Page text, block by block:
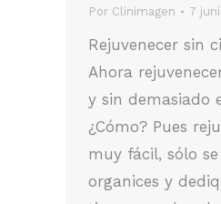
Por Clinimagen 7
Rejuvenecer sin
Ahora
y sin demasiado
¿Cómo? Pues
muy fácil, sólo
organices y